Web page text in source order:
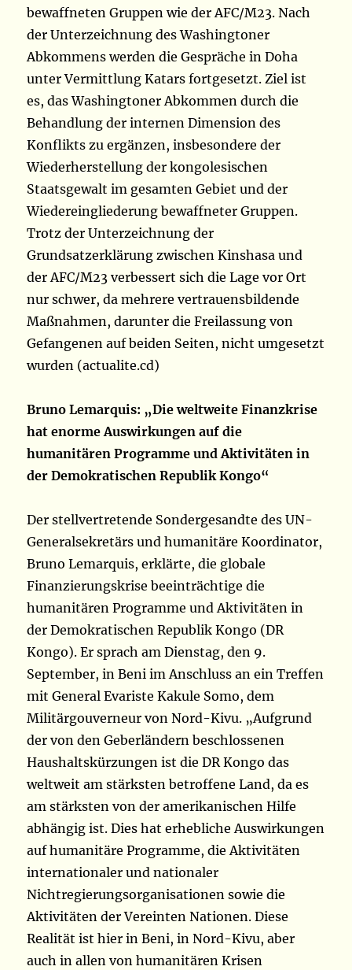
bewaffneten Gruppen wie der AFC/M23. Nach
der Unterzeichnung des Washingtoner
Abkommens werden die Gespräche in Doha
unter Vermittlung Katars fortgesetzt. Ziel ist
es, das Washingtoner Abkommen durch die
Behandlung der internen Dimension des
Konflikts zu ergänzen, insbesondere der
Wiederherstellung der kongolesischen
Staatsgewalt im gesamten Gebiet und der
Wiedereingliederung bewaffneter Gruppen.
Trotz der Unterzeichnung der
Grundsatzerklärung zwischen Kinshasa und
der AFC/M23 verbessert sich die Lage vor Ort
nur schwer, da mehrere vertrauensbildende
Maßnahmen, darunter die Freilassung von
Gefangenen auf beiden Seiten, nicht umgesetzt
wurden (actualite.cd)
Bruno Lemarquis: „Die weltweite Finanzkrise
hat enorme Auswirkungen auf die
humanitären Programme und Aktivitäten in
der Demokratischen Republik Kongo“
Der stellvertretende Sondergesandte des UN-
Generalsekretärs und humanitäre Koordinator,
Bruno Lemarquis, erklärte, die globale
Finanzierungskrise beeinträchtige die
humanitären Programme und Aktivitäten in
der Demokratischen Republik Kongo (DR
Kongo). Er sprach am Dienstag, den 9.
September, in Beni im Anschluss an ein Treffen
mit General Evariste Kakule Somo, dem
Militärgouverneur von Nord-Kivu. „Aufgrund
der von den Geberländern beschlossenen
Haushaltskürzungen ist die DR Kongo das
weltweit am stärksten betroffene Land, da es
am stärksten von der amerikanischen Hilfe
abhängig ist. Dies hat erhebliche Auswirkungen
auf humanitäre Programme, die Aktivitäten
internationaler und nationaler
Nichtregierungsorganisationen sowie die
Aktivitäten der Vereinten Nationen. Diese
Realität ist hier in Beni, in Nord-Kivu, aber
auch in allen von humanitären Krisen